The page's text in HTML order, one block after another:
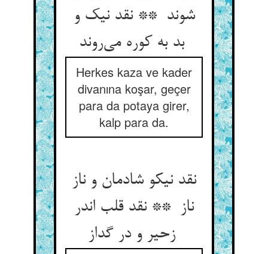
شوند ** نقد نیک و
بد به کوره می‌روند
Herkes kaza ve kader
divanına koşar, geçer
para da potaya girer,
kalp para da.
نقد نیکو شادمان و ناز
ناز ** نقد قلب اندر